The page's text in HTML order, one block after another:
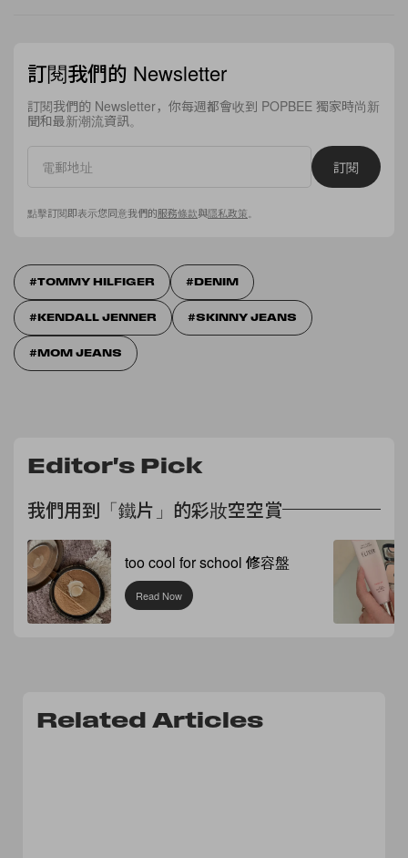
訂閱我們的 Newsletter
訂閱我們的 Newsletter，你每週都會收到 POPBEE 獨家時尚新
聞和最新潮流資訊。
訂閱
點擊訂閱即表示您同意我們的服務條款與隱私政策
TOMMY HILFIGER DENIM
KENDALL JENNER SKINNY JEANS
MOM JEANS
Editor's Pick
我們用到「鐵片」的彩妝空空賞
too cool for school 修容盤
Read Now
Related Articles